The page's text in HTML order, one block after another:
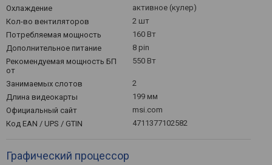
Охлаждение
активное (кулер)
Кол-во вентиляторов
2 шт
Потребляемая мощность
160 Вт
Дополнительное питание
8 pin
Рекомендуемая мощность БП
от
550 Вт
Занимаемых слотов
2
Длина видеокарты
199 мм
Официальный сайт
msi.com
Код EAN / UPS / GTIN
4711377102582
Графический процессор